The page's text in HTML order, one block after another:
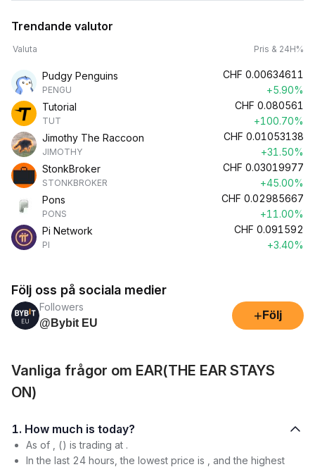
Trendande valutor
Valuta Pris & 24H%
Pudgy Penguins
PENGU
CHF 0.00634611
+5.90%
Tutorial
TUT
CHF 0.080561
+100.70%
Jimothy The Raccoon
JIMOTHY
CHF 0.01053138
+31.50%
StonkBroker
STONKBROKER
CHF 0.03019977
+45.00%
Pons
PONS
CHF 0.02985667
+11.00%
Pi Network
PI
CHF 0.091592
+3.40%
Följ oss på sociala medier
Followers
@Bybit EU
+ Följ
Vanliga frågor om EAR(THE EAR STAYS
ON)
1. How much is today?
As of , () is trading at .
In the last 24 hours, the lowest price is , and the highest